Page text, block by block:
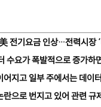
전기요금 인상…전력시장 ‘
요가 폭발적으로 증가하
지고 일부 주에서는 데이
으로 번지고 있어 관련